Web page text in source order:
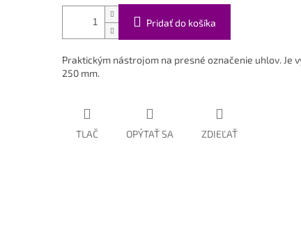
Pridať do košíka
Praktickým nástrojom na presné označenie uhlov. Je
250 mm.
TLAČ OPÝTAŤ SA ZDIEĽAŤ